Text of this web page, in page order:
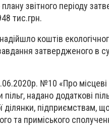
звітного періоду
тис.грн.
коштів
затвердженого в
№10 «Про місцеві
надано додаткові
ділянки, підприємствам,
та приміського